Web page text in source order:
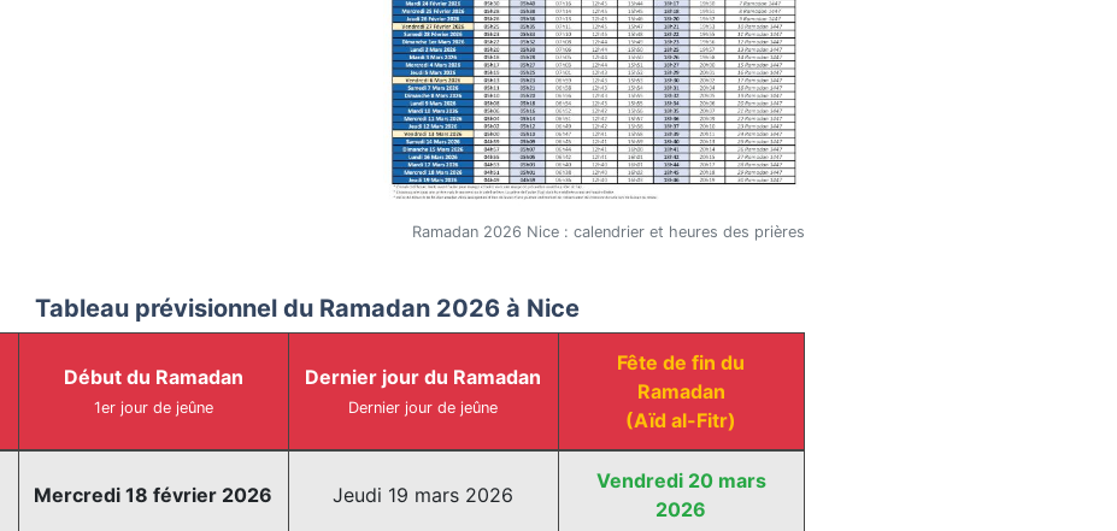
Ramadan 2026 Nice : calendrier et heures des prières
Tableau prévisionnel du Ramadan 2026 à Nice
Début du Ramadan
1er jour de jeûne
Dernier jour du Ramadan
Dernier jour de jeûne
Fête de fin du
Ramadan
(Aïd al-Fitr)
Mercredi 18 février 2026 Jeudi 19 mars 2026
Vendredi 20 mars
2026